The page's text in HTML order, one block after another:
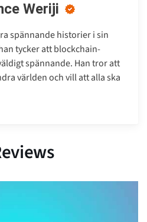
Weriji
spännande historier i sin
tycker att blockchain-
spännande. Han tror att
världen och vill att alla ska